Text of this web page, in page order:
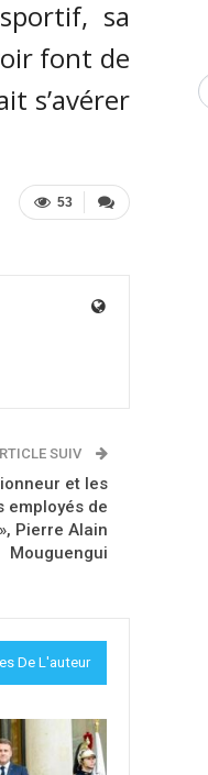
sa
font de
s’avérer
53
SUIV
et les
employés de
Pierre Alain
Mouguengui
De L'auteur